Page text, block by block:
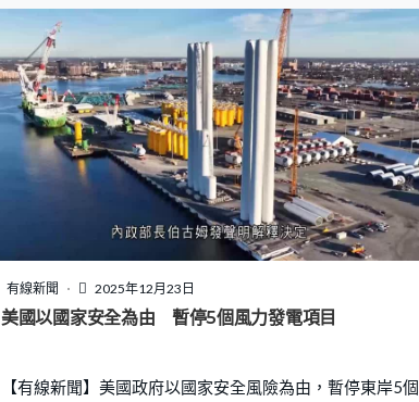
護。特朗普：「你看看格陵蘭的海岸到處都是俄羅斯和中
國船隻，為了國家安全，我們需要格陵蘭，我們必須擁有
她。蘭德里希望全權領導，因此我們任命他為格陵蘭特
使，格陵蘭非常重要。」他又指蘭德里深知格陵蘭對美國
安全的重要性，會為了美國盟友，以至全球的安全著想，
大力促進美國的利益。蘭德里則稱會在這個職位令格陵蘭
成為美國一部分，強調州長職務不受影響。 丹麥首相弗雷
澤里克森及格陵蘭自治政府總理尼爾森發表聯合聲明，重
申國家邊界及主權植根於國際法，美國不能以國際安全為
由吞併其他國家，強調格陵蘭屬於格陵蘭人，美國不應接
管，期望領土完整獲得尊重。歐盟、瑞典和挪威已表態支
持丹麥。 特朗普重掌白宮後，曾多次表明要接管格陵蘭，
壓。
有線新聞 2025年12月23日
美國以國家安全為由 暫停5個風力發電項目
【有線新聞】美國政府以國家安全風險為由，暫停東岸5個